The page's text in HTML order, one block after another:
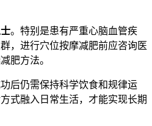
。特别是患有严重心脑血管疾
，进行穴位按摩减肥前应咨询医
肥方法。
后仍需保持科学饮食和规律运
式融入日常生活，才能实现长期